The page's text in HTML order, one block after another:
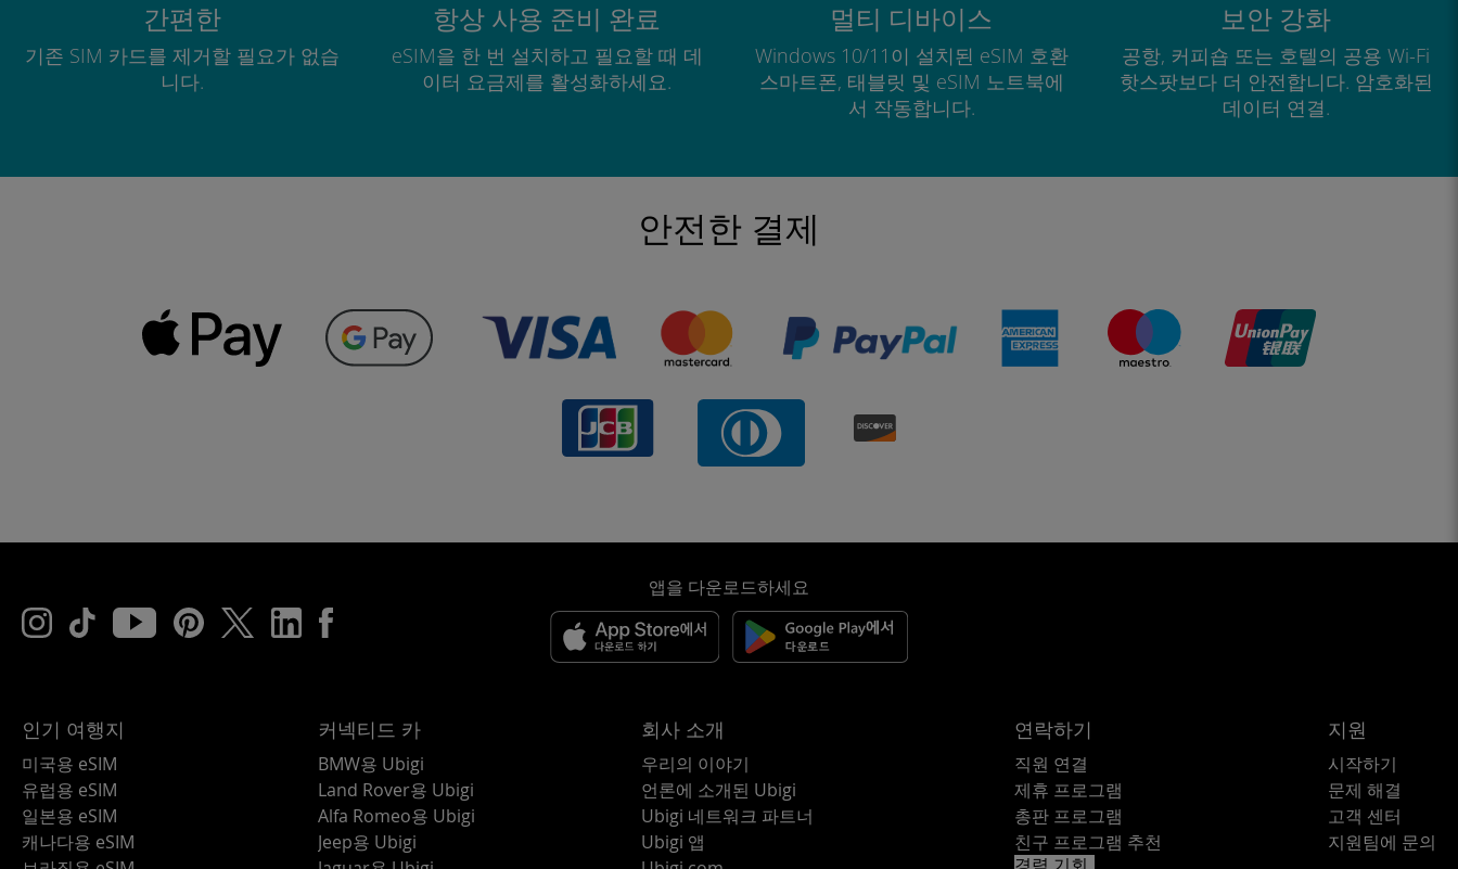
간편한
기존 SIM 카드를 제거할 필요가 없습
니다.
항상 사용 준비 완료
eSIM을 한 번 설치하고 필요할 때 데
이터 요금제를 활성화하세요.
멀티 디바이스
Windows 10/11이 설치된 eSIM 호환
스마트폰, 태블릿 및 eSIM 노트북에
서 작동합니다.
보안 강화
공항, 커피숍 또는 호텔의 공용 Wi-Fi
핫스팟보다 더 안전합니다. 암호화된
데이터 연결.
안전한 결제
앱을 다운로드하세요
인기 여행지
미국용 eSIM
유럽용 eSIM
일본용 eSIM
캐나다용 eSIM
커넥티드 카
BMW용 Ubigi
Land Rover용 Ubigi
Alfa Romeo용 Ubigi
Jeep용 Ubigi
회사 소개
우리의 이야기
언론에 소개된 Ubigi
Ubigi 네트워크 파트너
Ubigi 앱
연락하기
직원 연결
제휴 프로그램
총판 프로그램
친구 프로그램 추천
지원
시작하기
문제 해결
고객 센터
지원팀에 문의